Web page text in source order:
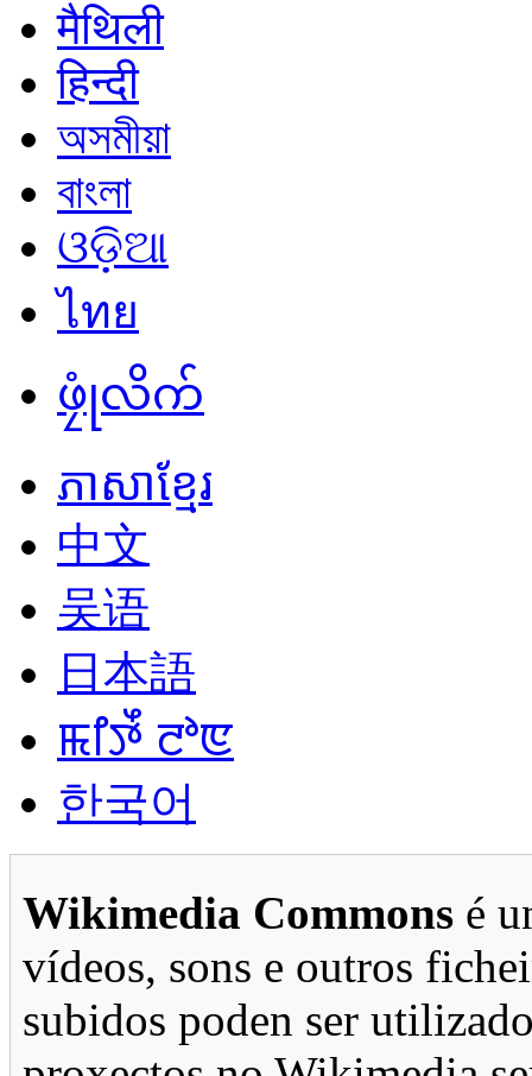
मैथिली
हिन्दी
অসমীয়া
বাংলা
ଓଡ଼ିଆ
ไทย
ဖၠုံလိက်
ភាសាខ្មែរ
中文
吴语
日本語
ꯃꯤꯇꯩ ꯂꯣꯟ
한국어
Wikimedia Commons é
vídeos, sons e outros
subidos poden ser